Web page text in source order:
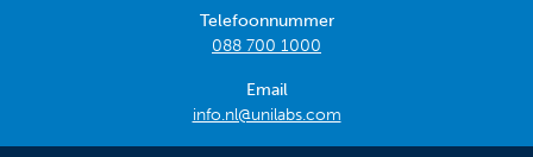
Telefoonnummer
088 700 1000
Email
info.nl@unilabs.com